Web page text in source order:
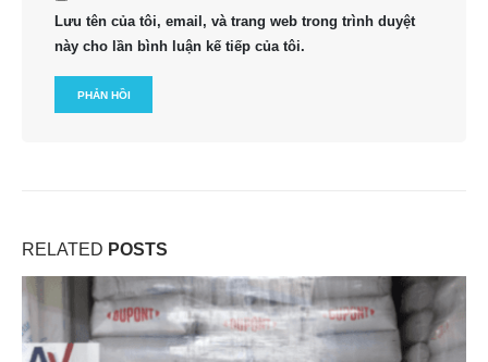
Lưu tên của tôi, email, và trang web trong trình duyệt
này cho lần bình luận kế tiếp của tôi.
RELATED POSTS